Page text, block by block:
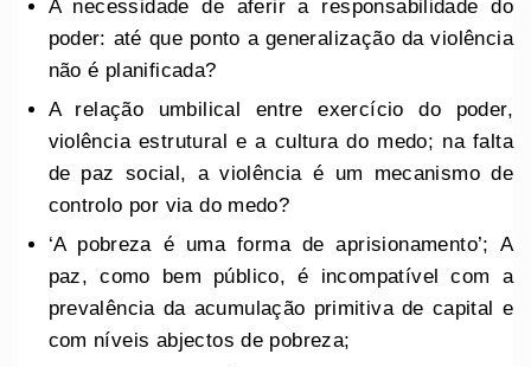
A necessidade de aferir a responsabilidade do
poder: até que ponto a generalização da violência
não é planificada?
A relação umbilical entre exercício do poder,
violência estrutural e a cultura do medo; na falta
de paz social, a violência é um mecanismo de
controlo por via do medo?
‘A pobreza é uma forma de aprisionamento’; A
paz, como bem público, é incompatível com a
prevalência da acumulação primitiva de capital e
com níveis abjectos de pobreza;